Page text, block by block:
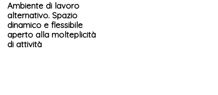
Ambiente di lavoro
alternativo. Spazio
dinamico e flessibile
aperto alla molteplicità
di attività